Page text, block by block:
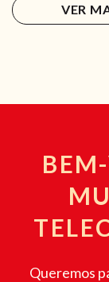
VER
Queremos